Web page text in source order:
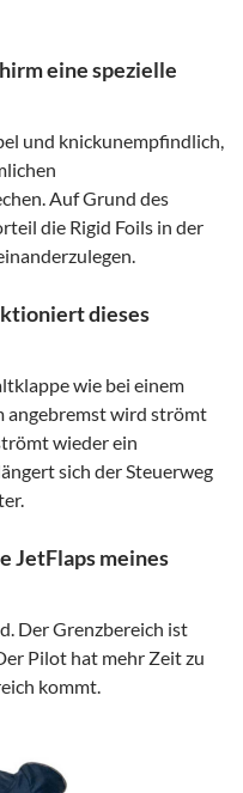
eine spezielle
und knickunempfindlich,
Auf Grund des
die Rigid Foils in der
dieses
wie bei einem
angebremst wird strömt
wieder ein
sich der Steuerweg
JetFlaps meines
Der Grenzbereich ist
Pilot hat mehr Zeit zu
kommt.